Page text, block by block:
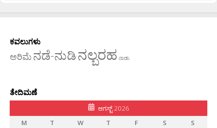
ಕವಲುಗಳು
ಅರಿಮೆನಡೆ-ನುಡಿನಲ್ಬರಹ ನಾಡು
ತೇದಿಮಣೆ
ಆಗಸ್ಟ್ 2026
M
T W T F S
S